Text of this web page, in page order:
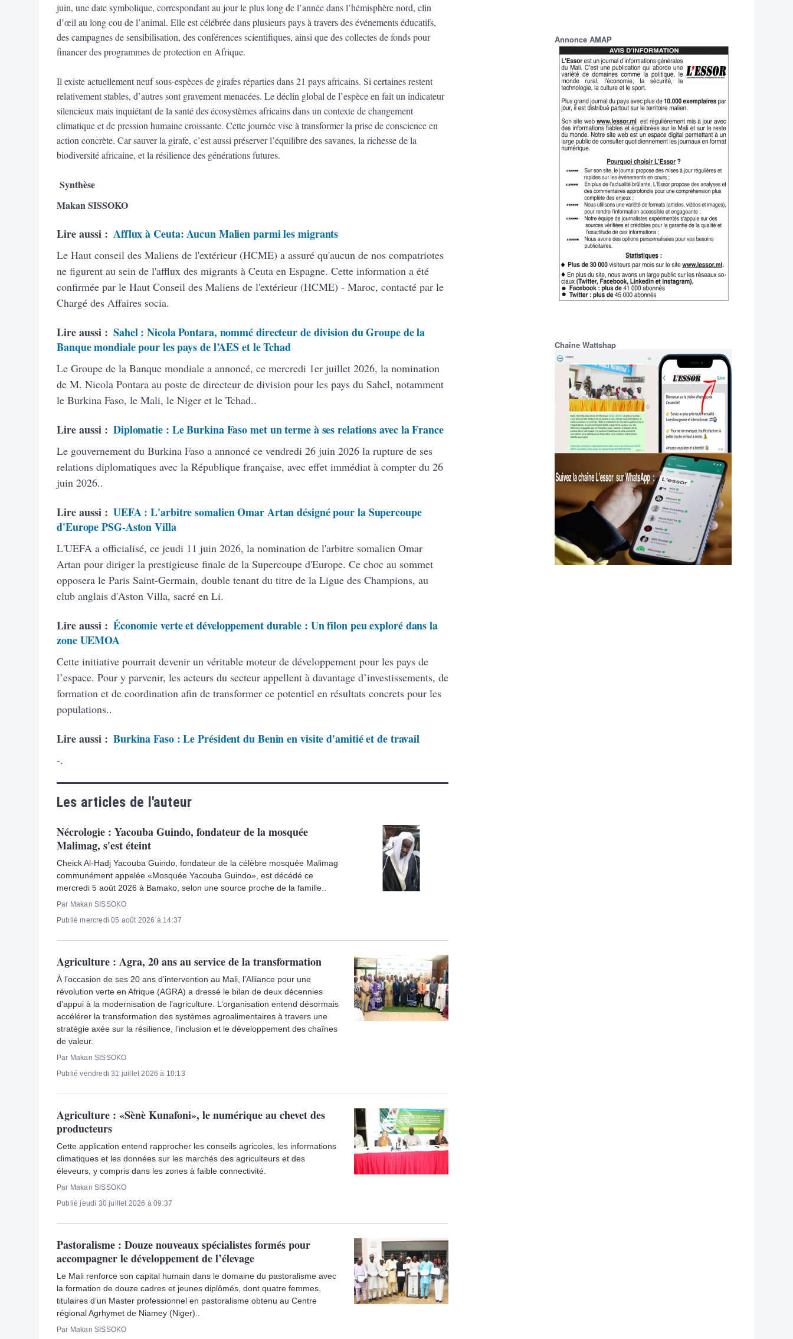
juin, une date symbolique, correspondant au jour le plus long de l’année dans l’hémisphère nord, clin
d’œil au long cou de l’animal. Elle est célébrée dans plusieurs pays à travers des événements éducatifs,
des campagnes de sensibilisation, des conférences scientifiques, ainsi que des collectes de fonds pour
financer des programmes de protection en Afrique.
Il existe actuellement neuf sous-espèces de girafes réparties dans 21 pays africains. Si certaines restent
relativement stables, d’autres sont gravement menacées. Le déclin global de l’espèce en fait un indicateur
silencieux mais inquiétant de la santé des écosystèmes africains dans un contexte de changement
climatique et de pression humaine croissante. Cette journée vise à transformer la prise de conscience en
action concrète. Car sauver la girafe, c’est aussi préserver l’équilibre des savanes, la richesse de la
biodiversité africaine, et la résilience des générations futures.
Synthèse
Makan SISSOKO
Lire aussi : Afflux à Ceuta: Aucun Malien parmi les migrants
Le Haut conseil des Maliens de l'extérieur (HCME) a assuré qu'aucun de nos compatriotes
ne figurent au sein de l'afflux des migrants à Ceuta en Espagne. Cette information a été
confirmée par le Haut Conseil des Maliens de l'extérieur (HCME) - Maroc, contacté par le
Chargé des Affaires socia.
Lire aussi : Sahel : Nicola Pontara, nommé directeur de division du Groupe de la
Banque mondiale pour les pays de l’AES et le Tchad
Le Groupe de la Banque mondiale a annoncé, ce mercredi 1er juillet 2026, la nomination
de M. Nicola Pontara au poste de directeur de division pour les pays du Sahel, notamment
le Burkina Faso, le Mali, le Niger et le Tchad..
Lire aussi : Diplomatie : Le Burkina Faso met un terme à ses relations avec la France
Le gouvernement du Burkina Faso a annoncé ce vendredi 26 juin 2026 la rupture de ses
relations diplomatiques avec la République française, avec effet immédiat à compter du 26
juin 2026..
Lire aussi : UEFA : L'arbitre somalien Omar Artan désigné pour la Supercoupe
d'Europe PSG-Aston Villa
L'UEFA a officialisé, ce jeudi 11 juin 2026, la nomination de l'arbitre somalien Omar
Artan pour diriger la prestigieuse finale de la Supercoupe d'Europe. Ce choc au sommet
opposera le Paris Saint-Germain, double tenant du titre de la Ligue des Champions, au
club anglais d'Aston Villa, sacré en Li.
Lire aussi : Économie verte et développement durable : Un filon peu exploré dans la
zone UEMOA
Cette initiative pourrait devenir un véritable moteur de développement pour les pays de
l’espace. Pour y parvenir, les acteurs du secteur appellent à davantage d’investissements, de
formation et de coordination afin de transformer ce potentiel en résultats concrets pour les
populations..
Lire aussi : Burkina Faso : Le Président du Benin en visite d'amitié et de travail
-.
Les articles de l'auteur
Nécrologie : Yacouba Guindo, fondateur de la mosquée
Malimag, s'est éteint
Cheick Al-Hadj Yacouba Guindo, fondateur de la célèbre mosquée Malimag
communément appelée «Mosquée Yacouba Guindo», est décédé ce
mercredi 5 août 2026 à Bamako, selon une source proche de la famille..
Par Makan SISSOKO
Publié mercredi 05 août 2026 à 14:37
Agriculture : Agra, 20 ans au service de la transformation
À l’occasion de ses 20 ans d’intervention au Mali, l’Alliance pour une
révolution verte en Afrique (AGRA) a dressé le bilan de deux décennies
d’appui à la modernisation de l’agriculture. L’organisation entend désormais
accélérer la transformation des systèmes agroalimentaires à travers une
stratégie axée sur la résilience, l’inclusion et le développement des chaînes
de valeur.
Par Makan SISSOKO
Publié vendredi 31 juillet 2026 à 10:13
Agriculture : «Sènè Kunafoni», le numérique au chevet des
producteurs
Cette application entend rapprocher les conseils agricoles, les informations
climatiques et les données sur les marchés des agriculteurs et des
éleveurs, y compris dans les zones à faible connectivité.
Par Makan SISSOKO
Publié jeudi 30 juillet 2026 à 09:37
Pastoralisme : Douze nouveaux spécialistes formés pour
accompagner le développement de l’élevage
Le Mali renforce son capital humain dans le domaine du pastoralisme avec
la formation de douze cadres et jeunes diplômés, dont quatre femmes,
titulaires d’un Master professionnel en pastoralisme obtenu au Centre
régional Agrhymet de Niamey (Niger)..
Par Makan SISSOKO
Annonce AMAP
Chaîne Wattshap